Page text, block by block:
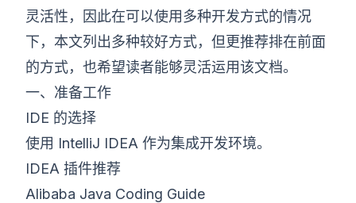
灵活性，因此在可以使用多种开发方式的情况
下，本文列出多种较好方式，但更推荐排在前面
的方式，也希望读者能够灵活运用该文档。
一、准备工作
IDE 的选择
使用 IntelliJ IDEA 作为集成开发环境。
IDEA 插件推荐
Alibaba Java Coding Guide